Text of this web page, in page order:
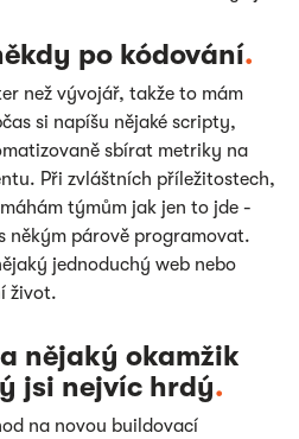
po kódování.
než vývojář, takže to mám
si napíšu nějaké scripty,
sbírat metriky na
Při zvláštních příležitostech,
týmům jak jen to jde -
někým párově programovat.
jednoduchý web nebo
život.
nějaký okamžik
jsi nejvíc hrdý.
na novou buildovací